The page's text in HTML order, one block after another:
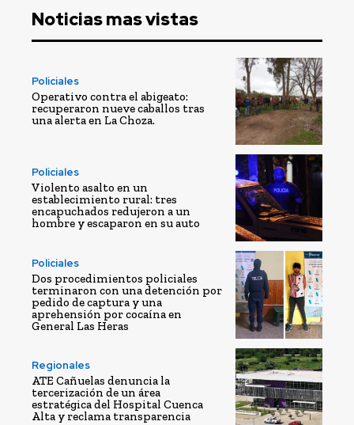
Noticias mas vistas
Policiales
Operativo contra el abigeato:
recuperaron nueve caballos tras
una alerta en La Choza.
Policiales
Violento asalto en un
establecimiento rural: tres
encapuchados redujeron a un
hombre y escaparon en su auto
Policiales
Dos procedimientos policiales
terminaron con una detención por
pedido de captura y una
aprehensión por cocaína en
General Las Heras
Regionales
ATE Cañuelas denuncia la
tercerización de un área
estratégica del Hospital Cuenca
Alta y reclama transparencia